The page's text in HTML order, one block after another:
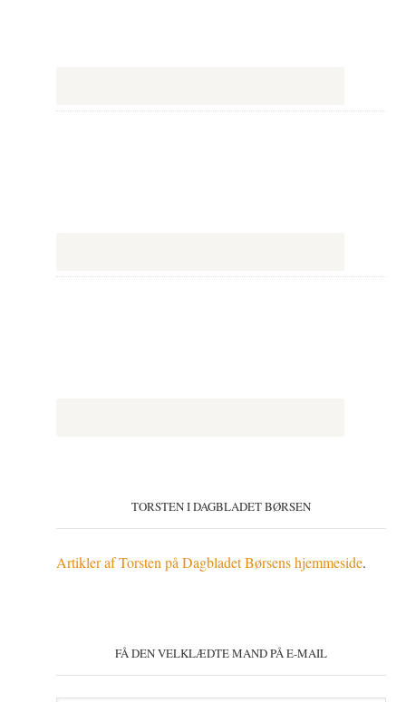
TORSTEN I DAGBLADET BØRSEN
Artikler af Torsten på Dagbladet Børsens hjemmeside.
FÅ DEN VELKLÆDTE MAND PÅ E-MAIL